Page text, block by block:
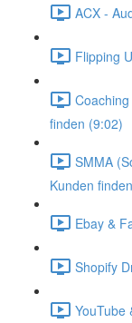
ACX -
Flipping
finden (9:02)
SMMA
Kunden
Ebay &
Shopify
YouTube